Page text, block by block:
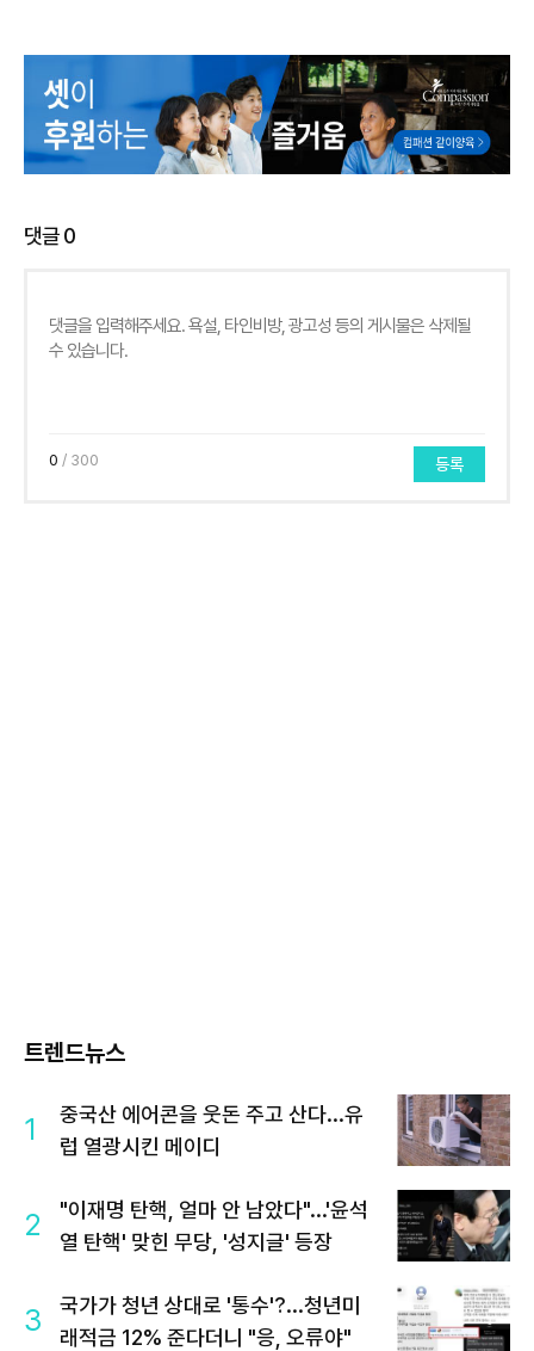
댓글0
0 / 300 등록
트렌드뉴스
1
중국산 에어콘을 웃돈 주고 산다...유
럽 열광시킨 메이디
2
"이재명 탄핵, 얼마 안 남았다"...'윤석
열 탄핵' 맞힌 무당, '성지글' 등장
3
국가가 청년 상대로 '통수'?...청년미
래적금 12% 준다더니 "응, 오류야"